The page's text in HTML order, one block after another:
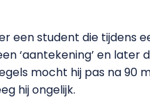
een student die tijdens
‘aantekening’ en
mocht hij pas na 90
hij ongelijk.